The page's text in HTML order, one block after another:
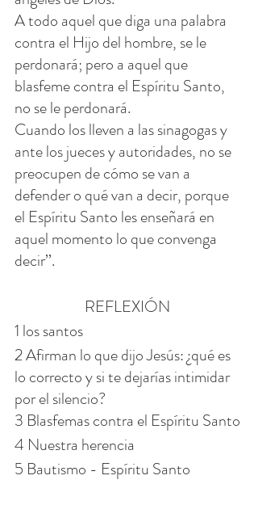
A todo aquel que diga una palabra
contra el Hijo del hombre, se le
perdonará; pero a aquel que
blasfeme contra el Espíritu Santo,
no se le perdonará.
Cuando los lleven a las sinagogas y
ante los jueces y autoridades, no se
preocupen de cómo se van a
defender o qué van a decir, porque
el Espíritu Santo les enseñará en
aquel momento lo que convenga
decir’’.
REFLEXIÓN
1 los santos
2 Afirman lo que dijo Jesús: ¿qué es
lo correcto y si te dejarías intimidar
por el silencio?
3 Blasfemas contra el Espíritu Santo
4 Nuestra herencia
5 Bautismo - Espíritu Santo